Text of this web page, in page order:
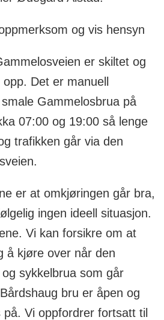
og vis hensyn
er skiltet og
Det er manuell
Gammelosbrua på
07:00 og 19:00 så lenge
trafikken går via den
er at omkjøringen går bra,
ingen ideell situasjon.
Vi kan forsikre om at
å kjøre over når den
sykkelbrua som går
bru er åpen og
Vi oppfordrer fortsatt til